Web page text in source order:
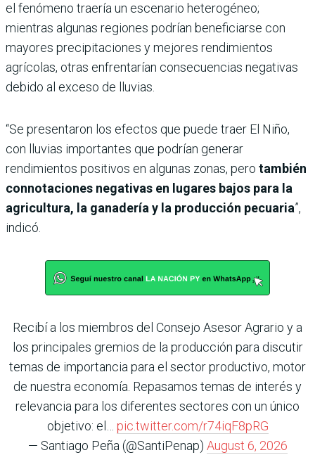
el fenómeno traería un escenario heterogéneo;
mientras algunas regiones podrían beneficiarse con
mayores precipitaciones y mejores rendimientos
agrícolas, otras enfrentarían consecuencias negativas
debido al exceso de lluvias.
“Se presentaron los efectos que puede traer El Niño,
con lluvias importantes que podrían generar
rendimientos positivos en algunas zonas, pero también
connotaciones negativas en lugares bajos para la
agricultura, la ganadería y la producción pecuaria”,
indicó.
Recibí a los miembros del Consejo Asesor Agrario y a
los principales gremios de la producción para discutir
temas de importancia para el sector productivo, motor
de nuestra economía. Repasamos temas de interés y
relevancia para los diferentes sectores con un único
objetivo: el… pic.twitter.com/r74iqF8pRG
— Santiago Peña (@SantiPenap) August 6, 2026